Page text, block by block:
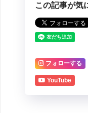
この記事が気
フォローする
YouTube